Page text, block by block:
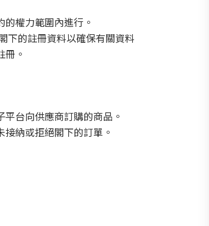
權力範圍內進行。
下的註冊資料以確保有關資料
。
台向供應商訂購的商品。
納或拒絕閣下的訂單。